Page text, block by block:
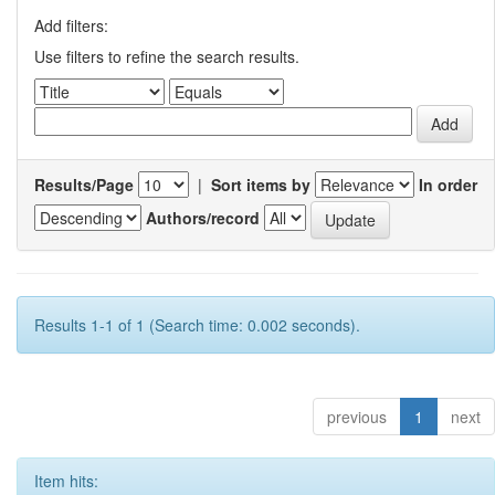
Add filters:
Use filters to refine the search results.
Results/Page | Sort items by
In order
Authors/record
Results 1-1 of 1 (Search time: 0.002 seconds).
previous 1 next
Item hits: